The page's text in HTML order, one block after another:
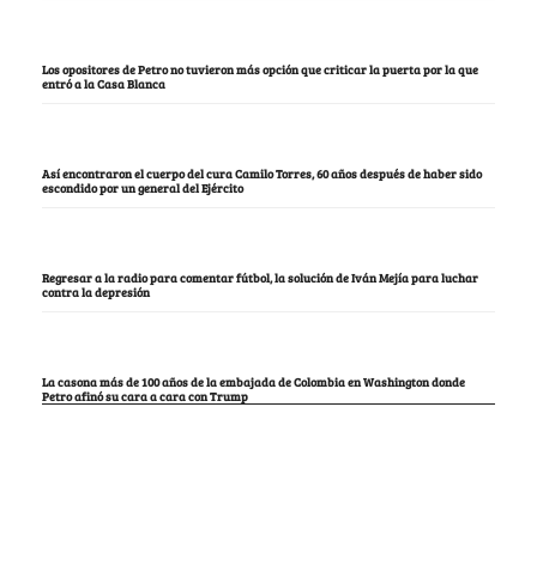
Los opositores de Petro no tuvieron más opción que criticar la puerta por la que
entró a la Casa Blanca
Así encontraron el cuerpo del cura Camilo Torres, 60 años después de haber sido
escondido por un general del Ejército
Regresar a la radio para comentar fútbol, la solución de Iván Mejía para luchar
contra la depresión
La casona más de 100 años de la embajada de Colombia en Washington donde
Petro afinó su cara a cara con Trump